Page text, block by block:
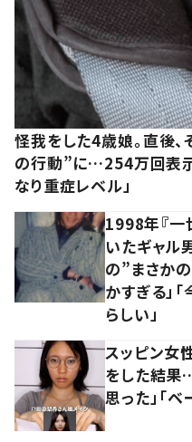
怪我をした4歳娘。直後
の行動”に…254万回表示
なり重症レベル」
1998年『一
いたギャル
の”まさかの
かすぎる」
らしい」
スッピン女
をした結果
思った」「ベ